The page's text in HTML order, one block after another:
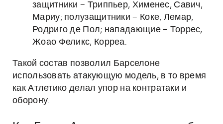
защитники – Триппьер, Хименес, Савич,
Мариу; полузащитники – Коке, Лемар,
Родриго де Пол; нападающие – Торрес,
Жоао Феликс, Корреа.
Такой состав позволил Барселоне
использовать атакующую модель, в то время
как Атлетико делал упор на контратаки и
оборону.